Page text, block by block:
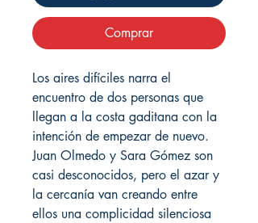
Comprar
Los aires difíciles narra el
encuentro de dos personas que
llegan a la costa gaditana con la
intención de empezar de nuevo.
Juan Olmedo y Sara Gómez son
casi desconocidos, pero el azar y
la cercanía van creando entre
ellos una complicidad silenciosa